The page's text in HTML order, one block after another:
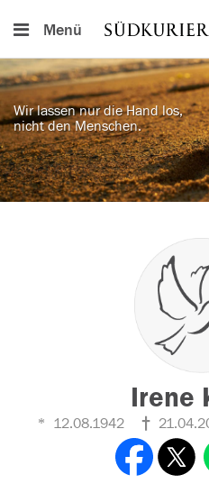
Menü
Wir lassen nur die Hand los,
nicht den Menschen.
Irene
12.08.1942